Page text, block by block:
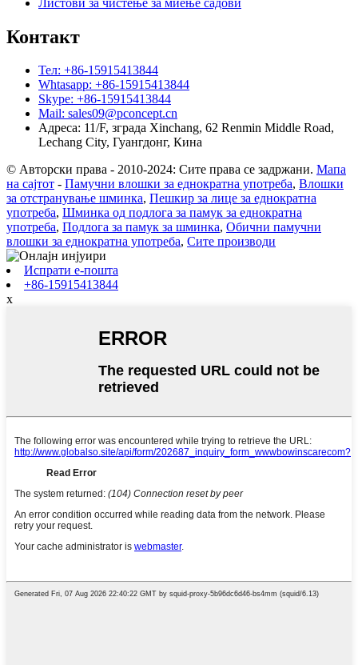
Контакт
Тел: +86-15915413844
Whtasapp: +86-15915413844
Skype: +86-15915413844
Mail: sales09@pconcept.cn
Адреса: 11/F, зграда Xinchang, 62 Renmin Middle Road,
Lechang City, Гуангдонг, Кина
© Авторски права - 2010-2024: Сите права се задржани. Мапа
на сајтот - Памучни влошки за еднократна употреба, Влошки
за отстранување шминка, Пешкир за лице за еднократна
употреба, Шминка од подлога за памук за еднократна
употреба, Подлога за памук за шминка, Обични памучни
влошки за еднократна употреба, Сите производи
Испрати е-пошта
+86-15915413844
x